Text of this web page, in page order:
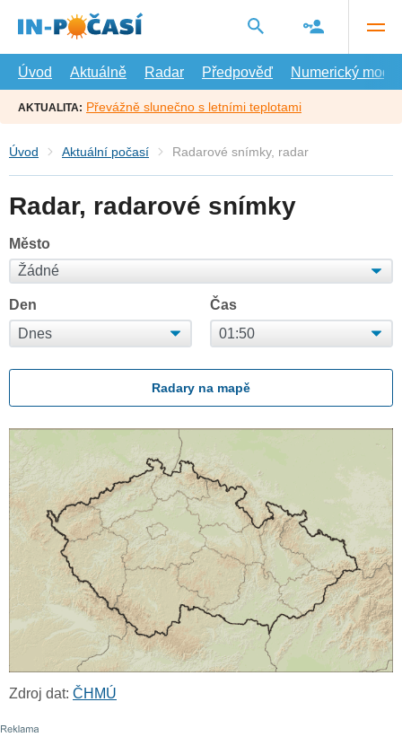
hlavní
Úvod
Aktuálně Radar Předpověď Numerický model
AKTUALITA: Převážně slunečno s letními teplotami
Úvod Aktuální počasí Radarové snímky, radar
Radar, radarové snímky
Město
Den Čas
Radary na mapě
Zdroj dat: ČHMÚ